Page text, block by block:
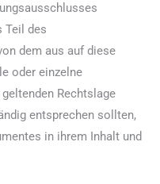
Teil des
dem aus auf diese
oder einzelne
Rechtslage
entsprechen sollten,
in ihrem Inhalt und